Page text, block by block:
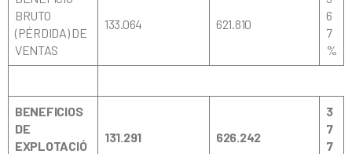
BRUTO
(PÉRDIDA) DE
VENTAS
133.064 621.810
6
7
%
BENEFICIOS
DE
EXPLOTACIÓ
131.291 626.242
3
7
7